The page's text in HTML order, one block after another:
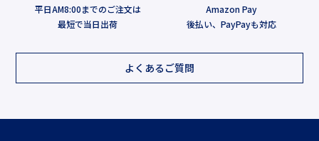
平日AM8:00までのご注文は
最短で当日出荷
Amazon Pay
後払い、PayPayも対応
よくあるご質問